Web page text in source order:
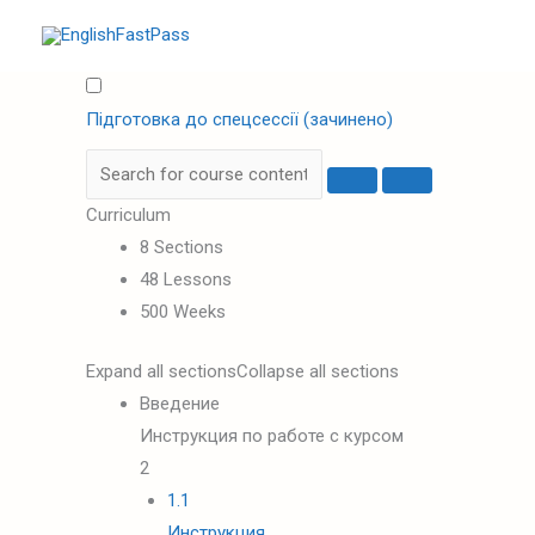
Підготовка до спецсессії (зачинено)
Curriculum
8 Sections
48 Lessons
500 Weeks
Expand all sectionsCollapse all sections
Введение
Инструкция по работе с курсом
2
1.1